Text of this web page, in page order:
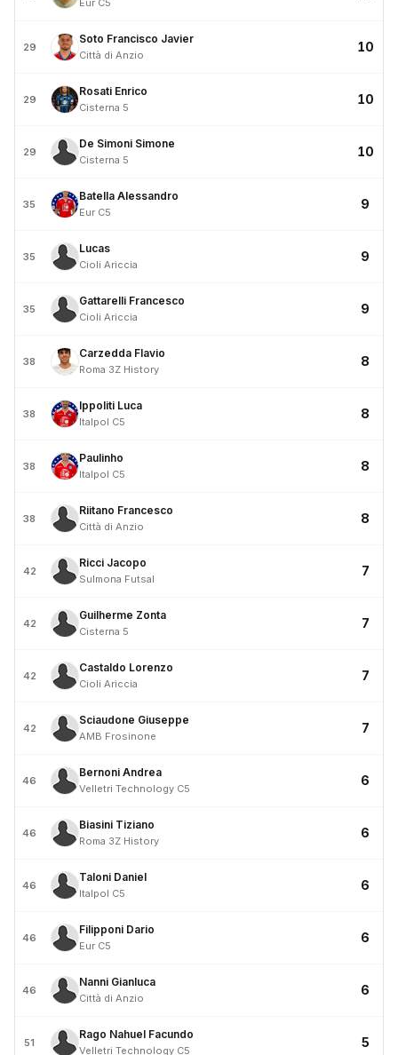
Eur C5
29
Soto Francisco Javier
Città di Anzio
10
29
Rosati Enrico
Cisterna 5
10
29
De Simoni Simone
Cisterna 5
10
35
Batella Alessandro
Eur C5
9
35
Lucas
Cioli Ariccia
9
35
Gattarelli Francesco
Cioli Ariccia
9
38
Carzedda Flavio
Roma 3Z History
8
38
Ippoliti Luca
Italpol C5
8
38
Paulinho
Italpol C5
8
38
Riitano Francesco
Città di Anzio
8
42
Ricci Jacopo
Sulmona Futsal
7
42
Guilherme Zonta
Cisterna 5
7
42
Castaldo Lorenzo
Cioli Ariccia
7
42
Sciaudone Giuseppe
AMB Frosinone
7
46
Bernoni Andrea
Velletri Technology C5
6
46
Biasini Tiziano
Roma 3Z History
6
46
Taloni Daniel
Italpol C5
6
46
Filipponi Dario
Eur C5
6
46
Nanni Gianluca
Città di Anzio
6
51
Rago Nahuel Facundo
Velletri Technology C5
5